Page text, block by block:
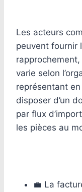
Les acteurs
peuvent fournir
varie selon
représentant
disposer d’un
par flux
les pièces au
💼 La